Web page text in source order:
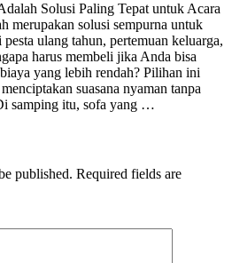
Solusi Paling Tepat untuk Acara
merupakan solusi sempurna untuk
pesta ulang tahun, pertemuan keluarga,
harus membeli jika Anda bisa
yang lebih rendah? Pilihan ini
suasana nyaman tanpa
samping itu, sofa yang …
published. Required fields are